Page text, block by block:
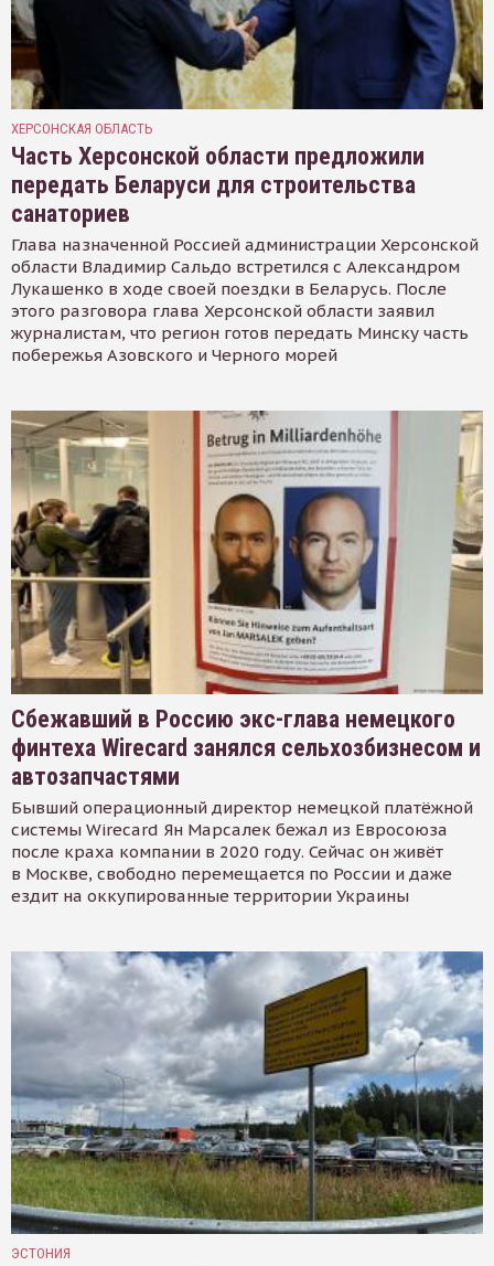
ХЕРСОНСКАЯ ОБЛАСТЬ
Часть Херсонской области предложили
передать Беларуси для строительства
санаториев
Глава назначенной Россией администрации Херсонской
области Владимир Сальдо встретился с Александром
Лукашенко в ходе своей поездки в Беларусь. После
этого разговора глава Херсонской области заявил
журналистам, что регион готов передать Минску часть
побережья Азовского и Черного морей
Сбежавший в Россию экс-глава немецкого
финтеха Wirecard занялся сельхозбизнесом и
автозапчастями
Бывший операционный директор немецкой платёжной
системы Wirecard Ян Марсалек бежал из Евросоюза
после краха компании в 2020 году. Сейчас он живёт
в Москве, свободно перемещается по России и даже
ездит на оккупированные территории Украины
ЭСТОНИЯ